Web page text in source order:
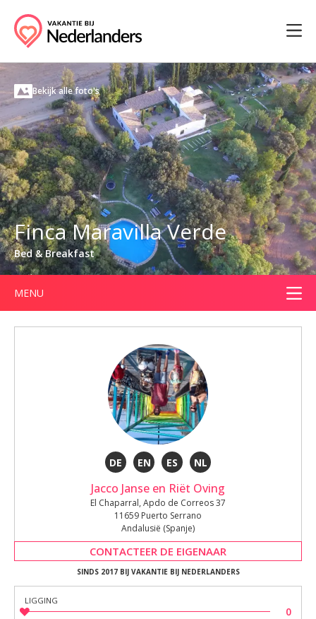
Bekijk alle foto's
Finca Maravilla Verde
Bed & Breakfast
MENU
DE EN ES NL
Jacco Janse en Riët Oving
El Chaparral, Apdo de Correos 37
11659 Puerto Serrano
Andalusië (Spanje)
CONTACTEER DE EIGENAAR
SINDS 2017 BIJ VAKANTIE BIJ NEDERLANDERS
LIGGING
0